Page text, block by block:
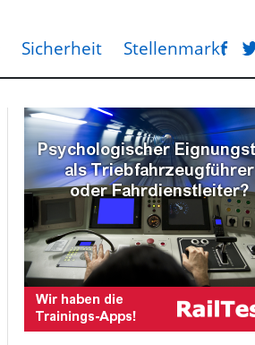
Sicherheit Stellenmarkt